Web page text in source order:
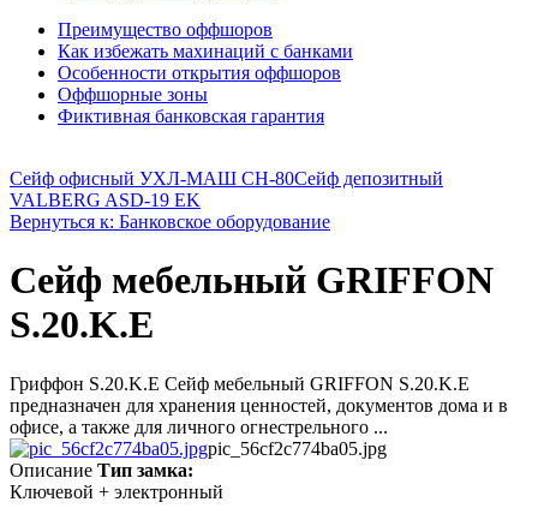
Преимущество оффшоров
Как избежать махинаций с банками
Особенности открытия оффшоров
Оффшорные зоны
Фиктивная банковская гарантия
Сейф офисный УХЛ-МАШ СН-80Сейф депозитный
VALBERG ASD-19 EK
Вернуться к: Банковское оборудование
Сейф мебельный GRIFFON
S.20.K.E
Гриффон S.20.K.E Сейф мебельный GRIFFON S.20.K.E
предназначен для хранения ценностей, документов дома и в
офисе, а также для личного огнестрельного ...
pic_56cf2c774ba05.jpg
Описание Тип замка:
Ключевой + электронный